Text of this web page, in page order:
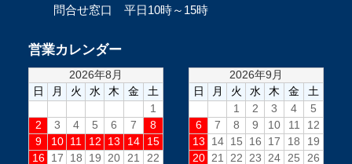
問合せ窓口 平日10時～15時
営業カレンダー